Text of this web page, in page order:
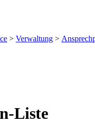
> Verwaltung >
Liste